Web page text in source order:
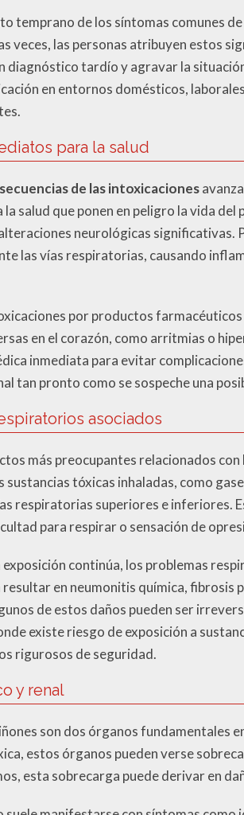
temprano de los síntomas comunes
veces, las personas atribuyen estos
diagnóstico tardío y agravar la
en entornos domésticos,
para la salud
de las intoxicaciones
salud que ponen en peligro la vida
neurológicas significativas.
las vías respiratorias, causando
por productos
en el corazón, como arritmias o
inmediata para evitar
tan pronto como se sospeche una
asociados
más preocupantes relacionados
sustancias tóxicas inhaladas, como
respiratorias superiores e inferiores.
para respirar o sensación de
exposición continúa, los problemas
resultar en neumonitis química,
de estos daños pueden ser
existe riesgo de exposición a
rigurosos de seguridad.
y renal
son dos órganos fundamentales
estos órganos pueden verse
esta sobrecarga puede derivar en